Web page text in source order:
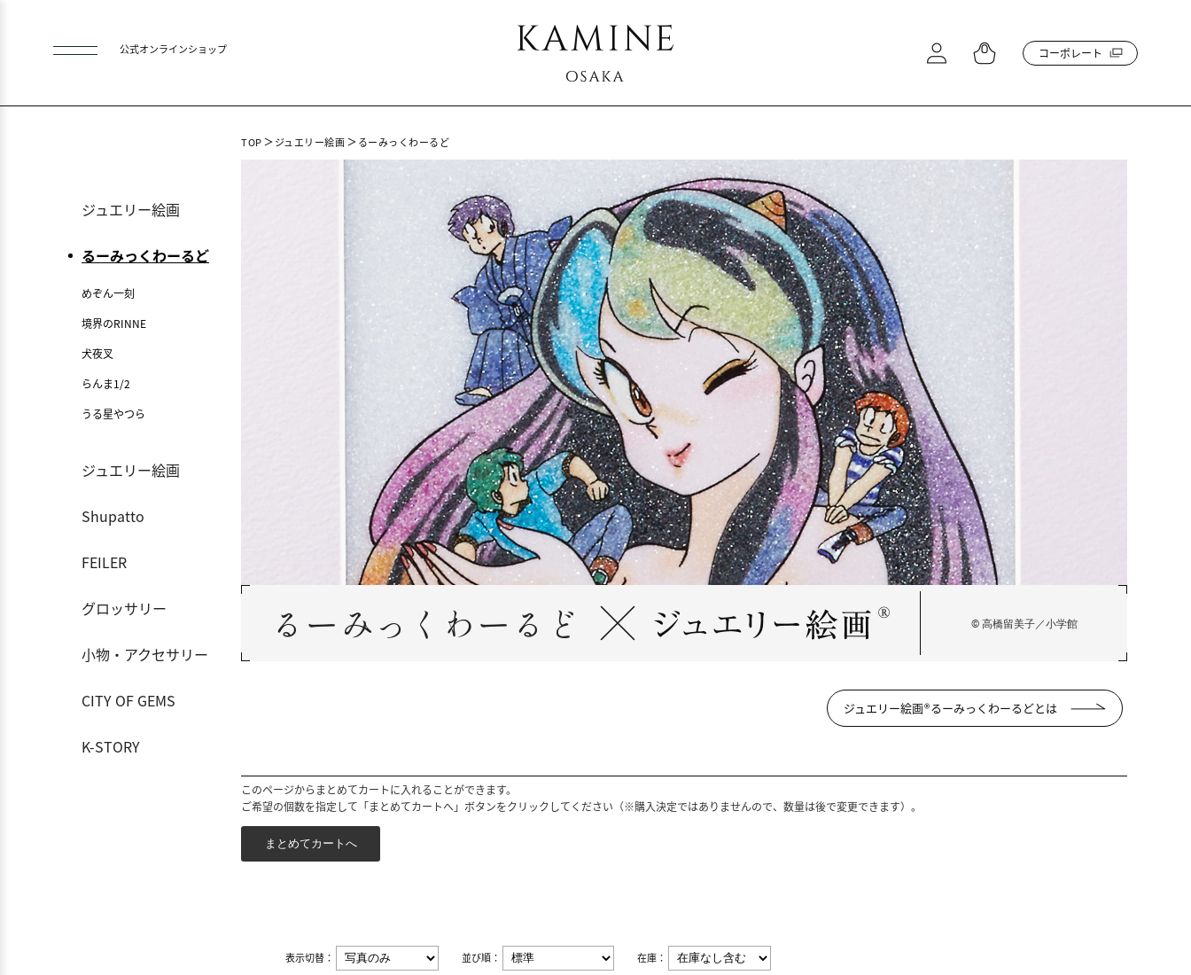
公式オンラインショップ コーポレート
TOP ジュエリー絵画 るーみっくわーるど
るーみっくわーるど ©高橋留美子／小学館
ジュエリー絵画®るーみっくわーるどとは
このページからまとめてカートに入れることができます。
ご希望の個数を指定して「まとめてカートへ」ボタンをクリックしてください（※購入決定ではありませんので、数量は後で変更できます）。
表示切替： 並び順： 在庫：
ジュエリー絵画
るーみっくわーるど
めぞん一刻
境界のRINNE
犬夜叉
らんま1/2
うる星やつら
ジュエリー絵画
Shupatto
FEILER
グロッサリー
小物・アクセサリー
CITY OF GEMS
K-STORY